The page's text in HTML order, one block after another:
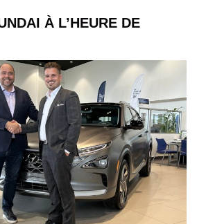
À L’HEURE DE